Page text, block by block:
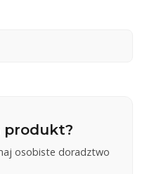
produkt?
osobiste doradztwo